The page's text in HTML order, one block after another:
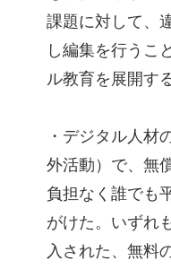
課題に対して、
し編集を行うこ
ル教育を展開す
・デジタル人材
外活動）で、無
負担なく誰でも
がけた。いずれ
入された、無料